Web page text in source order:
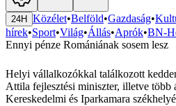
24H Közélet•Belföld•Gazdaság•
hírek•Sport•Világ•Állás•Aprók•BN-
Ennyi pénze Romániának sosem lesz
Helyi vállalkozókkal találkozott
Attila fejlesztési miniszter, illetve
Kereskedelmi és Iparkamara